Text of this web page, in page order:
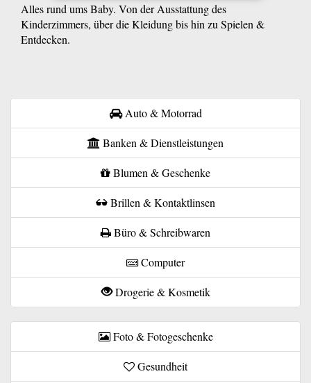
Alles rund ums Baby. Von der Ausstattung des
Kinderzimmers, über die Kleidung bis hin zu Spielen &
Entdecken.
Auto & Motorrad
Banken & Dienstleistungen
Blumen & Geschenke
Brillen & Kontaktlinsen
Büro & Schreibwaren
Computer
Drogerie & Kosmetik
Foto & Fotogeschenke
Gesundheit